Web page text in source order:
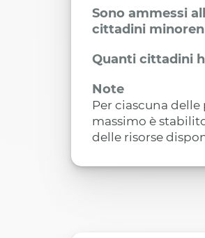
Sono ammessi
cittadini
Quanti cittadini
Note
Per ciascuna
massimo è
delle risorse